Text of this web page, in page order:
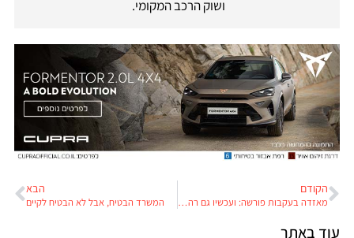
ושוק הרכב המקומי.
הקודם
מאזדה בעקבות פורשה: ועכשיו גם רהיטים מעוצבים
הבא
המשרד הבטיח, אבל לא הבטיח לקיים
עוד באתר